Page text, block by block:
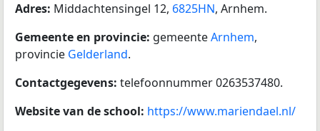
Adres: Middachtensingel 12, 6825HN, Arnhem.
Gemeente en provincie: gemeenteArnhem,
provincie Gelderland.
Contactgegevens: telefoonnummer 0263537480.
Website van de school: https://www.mariendael.nl/